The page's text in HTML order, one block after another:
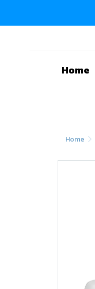
Home
Home